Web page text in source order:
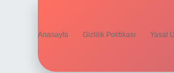
Anasayfa Gizlilik Politikası Yasal